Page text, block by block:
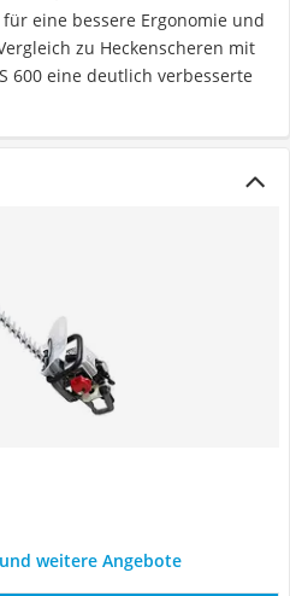
eine bessere Ergonomie und
zu Heckenscheren mit
600 eine deutlich verbesserte
weitere Angebote